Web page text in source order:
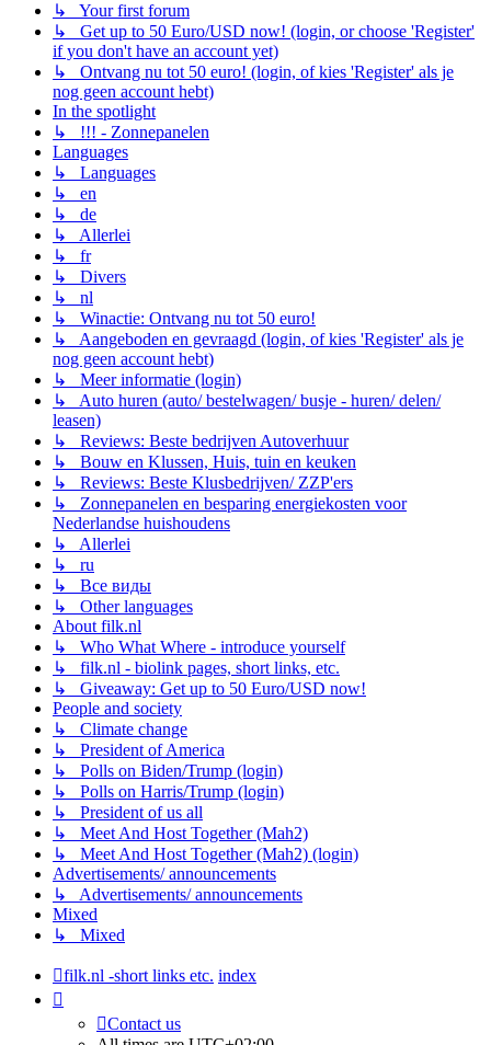
↳ Your first forum
↳ Get up to 50 Euro/USD now! (login, or choose 'Register'
if you don't have an account yet)
↳ Ontvang nu tot 50 euro! (login, of kies 'Register' als je
nog geen account hebt)
In the spotlight
↳ !!! - Zonnepanelen
Languages
↳ Languages
↳ en
↳ de
↳ Allerlei
↳ fr
↳ Divers
↳ nl
↳ Winactie: Ontvang nu tot 50 euro!
↳ Aangeboden en gevraagd (login, of kies 'Register' als je
nog geen account hebt)
↳ Meer informatie (login)
↳ Auto huren (auto/ bestelwagen/ busje - huren/ delen/
leasen)
↳ Reviews: Beste bedrijven Autoverhuur
↳ Bouw en Klussen, Huis, tuin en keuken
↳ Reviews: Beste Klusbedrijven/ ZZP'ers
↳ Zonnepanelen en besparing energiekosten voor
Nederlandse huishoudens
↳ Allerlei
↳ ru
↳ Все виды
↳ Other languages
About filk.nl
↳ Who What Where - introduce yourself
↳ filk.nl - biolink pages, short links, etc.
↳ Giveaway: Get up to 50 Euro/USD now!
People and society
↳ Climate change
↳ President of America
↳ Polls on Biden/Trump (login)
↳ Polls on Harris/Trump (login)
↳ President of us all
↳ Meet And Host Together (Mah2)
↳ Meet And Host Together (Mah2) (login)
Advertisements/ announcements
↳ Advertisements/ announcements
Mixed
↳ Mixed
filk.nl -short links etc. index
Contact us